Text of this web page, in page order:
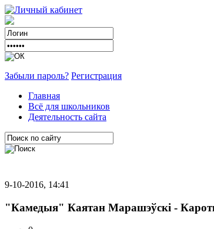
Забыли пароль? Регистрация
Главная
Всё для школьников
Деятельность сайта
9-10-2016, 14:41
"Камедыя" Каятан Марашэўскі -